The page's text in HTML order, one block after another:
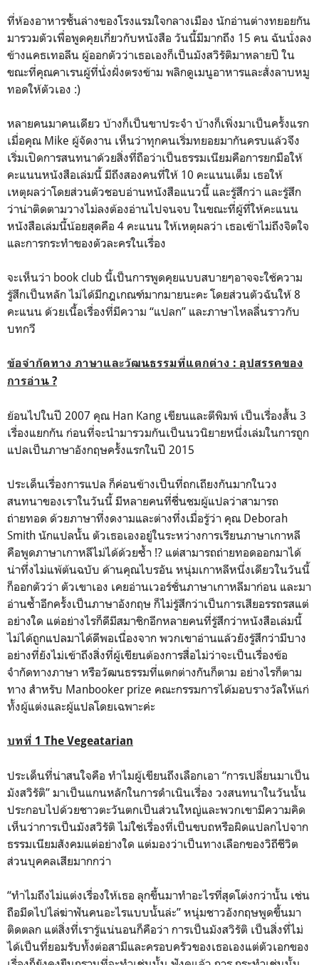
ที่ห้องอาหารชั้นล่างของโรงแรมใจกลางเมือง นักอ่านต่างทยอยกัน
มารวมตัวเพื่อพูดคุยเกี่ยวกับหนังสือ วันนี้มีมากถึง 15 คน ฉันนั่งลง
ข้างแคธเทอลีน ผู้ออกตัวว่าเธอเองก็เป็นมังสวิรัติมาหลายปี ใน
ขณะที่คุณคาเรนผู้ที่นั่งฝั่งตรงข้าม พลิกดูเมนูอาหารและสั่งลาบหมู
ทอดให้ตัวเอง :)
หลายคนมาคนเดียว บ้างก็เป็นขาประจำ บ้างก็เพิ่งมาเป็นครั้งแรก
เมื่อคุณ Mike ผู้จัดงาน เห็นว่าทุกคนเริ่มทยอยมากันครบแล้วจึง
เริ่มเปิดการสนทนาด้วยสิ่งที่ถือว่าเป็นธรรมเนียมคือการยกมือให้
คะแนนหนังสือเล่มนี้ มีถึงสองคนที่ให้ 10 คะแนนเต็ม เธอให้
เหตุผลว่าโดยส่วนตัวชอบอ่านหนังสือแนวนี้ และรู้สึกว่า และรู้สึก
ว่าน่าติดตามวางไม่ลงต้องอ่านไปจนจบ ในขณะที่ผู้ที่ให้คะแนน
หนังสือเล่มนี้น้อยสุดคือ 4 คะแนน ให้เหตุผลว่า เธอเข้าไม่ถึงจิตใจ
และการกระทำของตัวละครในเรื่อง
จะเห็นว่า book club นี้เป็นการพูดคุยแบบสบายๆอาจจะใช้ความ
รู้สึกเป็นหลัก ไม่ได้มีกฎเกณฑ์มากมายนะคะ โดยส่วนตัวฉันให้ 8
คะแนน ด้วยเนื้อเรื่องที่มีความ “แปลก” และภาษาไหลลื่นราวกับ
บทกวี
ข้อจำกัดทาง ภาษาและวัฒนธรรมที่แตกต่าง : อุปสรรคของ
การอ่าน ?
ย้อนไปในปี 2007 คุณ Han Kang เขียนและตีพิมพ์ เป็นเรื่องสั้น 3
เรื่องแยกกัน ก่อนที่จะนำมารวมกันเป็นนวนิยายหนึ่งเล่มในการถูก
แปลเป็นภาษาอังกฤษครั้งแรกในปี 2015
ประเด็นเรื่องการแปล ก็ค่อนข้างเป็นที่ถกเถียงกันมากในวง
สนทนาของเราในวันนี้ มีหลายคนที่ชื่นชมผู้แปลว่าสามารถ
ถ่ายทอด ด้วยภาษาที่งดงามและต่างทึ่งเมื่อรู้ว่า คุณ Deborah
Smith นักแปลนั้น ตัวเธอเองอยู่ในระหว่างการเรียนภาษาเกาหลี
คือพูดภาษาเกาหลีไม่ได้ด้วยซ้ำ !? แต่สามารถถ่ายทอดออกมาได้
น่าทึ่งไม่แพ้ต้นฉบับ ด้านคุณไบรอัน หนุ่มเกาหลีหนึ่งเดียวในวันนี้
ก็ออกตัวว่า ตัวเขาเอง เคยอ่านเวอร์ชั่นภาษาเกาหลีมาก่อน และมา
อ่านซ้ำอีกครั้งเป็นภาษาอังกฤษ ก็ไม่รู้สึกว่าเป็นการเสียอรรถรสแต่
อย่างใด แต่อย่างไรก็ดีมีสมาชิกอีกหลายคนที่รู้สึกว่าหนังสือเล่มนี้
ไม่ได้ถูกแปลมาได้ดีพอเนื่องจาก พวกเขาอ่านแล้วยังรู้สึกว่ามีบาง
อย่างที่ยังไม่เข้าถึงสิ่งที่ผู้เขียนต้องการสื่อไม่ว่าจะเป็นเรื่องข้อ
จำกัดทางภาษา หรือวัฒนธรรมที่แตกต่างกันก็ตาม อย่างไรก็ตาม
ทาง สำหรับ Manbooker prize คณะกรรมการได้มอบรางวัลให้แก่
ทั้งผู้แต่งและผู้แปลโดยเฉพาะค่ะ
บทที่ 1 The Vegeatarian
ประเด็นที่น่าสนใจคือ ทำไมผู้เขียนถึงเลือกเอา “การเปลี่ยนมาเป็น
มังสวิรัติ” มาเป็นแกนหลักในการดำเนินเรื่อง วงสนทนาในวันนั้น
ประกอบไปด้วยชาวตะวันตกเป็นส่วนใหญ่และพวกเขามีความคิด
เห็นว่าการเป็นมังสวิรัติ ไม่ใช่เรื่องที่เป็นขบถหรือผิดแปลกไปจาก
ธรรมเนียมสังคมแต่อย่างใด แต่มองว่าเป็นทางเลือกของวิถีชีวิต
ส่วนบุคคลเสียมากกว่า
“ทำไมถึงไม่แต่งเรื่องให้เธอ ลุกขึ้นมาทำอะไรที่สุดโต่งกว่านั้น เช่น
ถือมีดไปไล่ฆ่าฟันคนอะไรแบบนั้นล่ะ” หนุ่มชาวอังกฤษพูดขึ้นมา
ติดตลก แต่สิ่งที่เรารู้แน่นอนก็คือว่า การเป็นมังสวิรัติ เป็นสิ่งที่ไม่
ได้เป็นที่ยอมรับทั้งต่อสามีและครอบครัวของเธอเองแต่ตัวเอกของ